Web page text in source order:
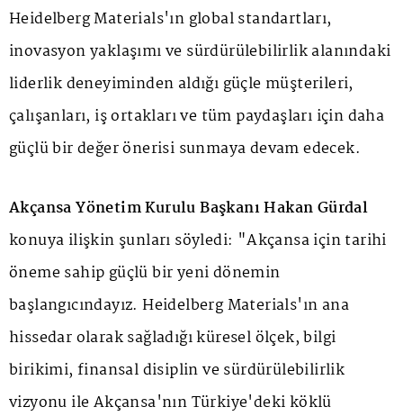
Heidelberg Materials'ın global standartları,
inovasyon yaklaşımı ve sürdürülebilirlik alanındaki
liderlik deneyiminden aldığı güçle müşterileri,
çalışanları, iş ortakları ve tüm paydaşları için daha
güçlü bir değer önerisi sunmaya devam edecek.
Akçansa Yönetim Kurulu Başkanı Hakan Gürdal
konuya ilişkin şunları söyledi: "Akçansa için tarihi
öneme sahip güçlü bir yeni dönemin
başlangıcındayız. Heidelberg Materials'ın ana
hissedar olarak sağladığı küresel ölçek, bilgi
birikimi, finansal disiplin ve sürdürülebilirlik
vizyonu ile Akçansa'nın Türkiye'deki köklü